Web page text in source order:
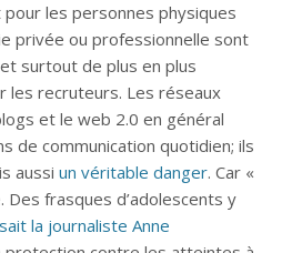
les personnes physiques
privée ou professionnelle sont
surtout de plus en plus
les recruteurs. Les réseaux
et le web 2.0 en général
de communication quotidien; ils
aussi un véritable danger. Car «
frasques d’adolescents y
la journaliste Anne